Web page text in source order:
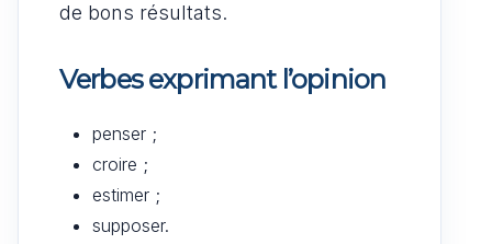
de bons résultats.
Verbes exprimant l’opinion
penser ;
croire ;
estimer ;
supposer.